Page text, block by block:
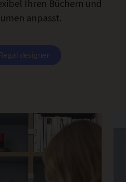
Ihren Büchern und
anpasst.
designen